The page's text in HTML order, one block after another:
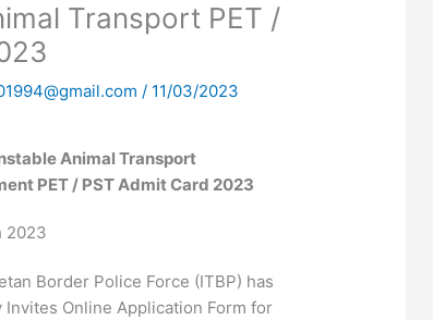
Transport PET /
/ 11/03/2023
Animal Transport
PET / PST Admit Card 2023
2023
Border Police Force (ITBP) has
Invites Online Application Form for